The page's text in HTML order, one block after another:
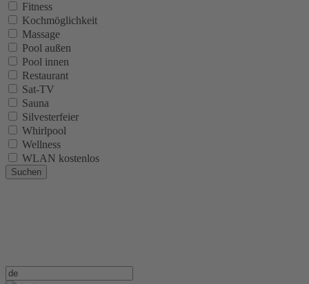
Fitness
Kochmöglichkeit
Massage
Pool außen
Pool innen
Restaurant
Sat-TV
Sauna
Silvesterfeier
Whirlpool
Wellness
WLAN kostenlos
Suchen